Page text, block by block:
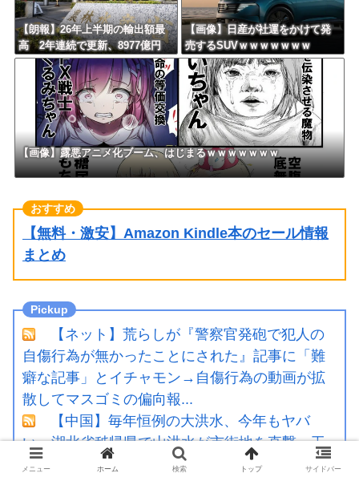
【朗報】26年上半期の輸出額最
高 2年連続で更新、8977億円
農水省「インバウンドの増加に
伴い、日本食の認知度が向上」
【画像】日産が社運をかけて発
売するSUVｗｗｗｗｗｗｗ
【画像】露悪アニメ化ブーム、はじまるｗｗｗｗｗｗｗ
【無料・激安】Amazon Kindle本のセール情報
まとめ
【ネット】荒らしが『警察官発砲で犯人の
自傷行為が無かったことにされた』記事に「難
癖な記事」とイチャモン→自傷行為の動画が拡
散してマスゴミの偏向報...
【中国】毎年恒例の大洪水、今年もヤバ
い 湖北省秭帰県で山洪水が市街地を直撃、工
場浸水・車両が次々流される
メニュー ホーム 検索 トップ サイドバー